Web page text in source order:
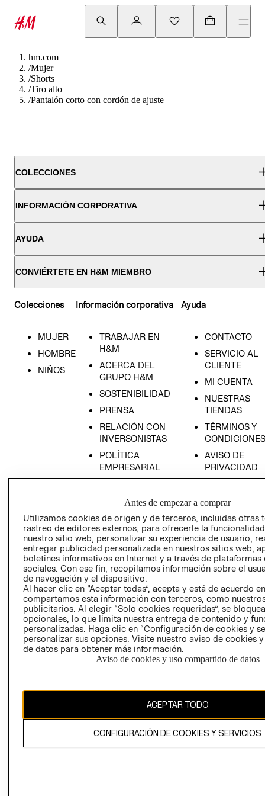
hm.com
/Mujer
/Shorts
/Tiro alto
/Pantalón corto con cordón de ajuste
COLECCIONES
INFORMACIÓN CORPORATIVA
AYUDA
CONVIÉRTETE EN H&M MIEMBRO
Colecciones
MUJER
HOMBRE
NIÑOS
Información corporativa
TRABAJAR EN
H&M
ACERCA DEL
GRUPO H&M
SOSTENIBILIDAD
PRENSA
RELACIÓN CON
INVERSONISTAS
POLÍTICA
EMPRESARIAL
Ayuda
CONTACTO
SERVICIO AL
CLIENTE
MI CUENTA
NUESTRAS
TIENDAS
TÉRMINOS Y
CONDICIONES
AVISO DE
PRIVACIDAD
AVISO DE
LIBRO DE
Ecuador ($)
CAMBIAR REGIÓN
propiedad de H&M Hennes & Mauritz AB.
Antes de empezar a comprar
Utilizamos cookies de origen y de terceros, incluidas otras
rastreo de editores externos, para ofrecerle la
nuestro sitio web, personalizar su experiencia de usuario,
entregar publicidad personalizada en nuestros sitios web,
boletines informativos en Internet y a través de plataformas
sociales. Con ese fin, recopilamos información sobre el
de navegación y el dispositivo.
Al hacer clic en “Aceptar todas”, acepta y está de acuerdo
compartamos esta información con terceros, como
publicitarios. Al elegir “Solo cookies requeridas”, se
opcionales, lo que limita nuestra entrega de contenido y
personalizadas. Haga clic en “Configuración de cookies y
personalizar sus opciones. Visite nuestro aviso de cookies
de datos para obtener más información.
Aviso de cookies y uso compartido de datos
ACEPTAR TODO
CONFIGURACIÓN DE COOKIES Y SERVICIOS